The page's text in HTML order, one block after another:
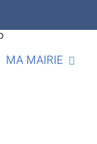
MA MAIRIE